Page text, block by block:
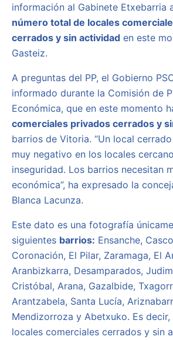
información al Gabinete Etxebarria
número total de locales
cerrados y sin actividad en este
Gasteiz.
A preguntas del PP, el Gobierno
informado durante la Comisión de
Económica, que en este momento
comerciales privados cerrados y
barrios de Vitoria. “Un local
muy negativo en los locales
inseguridad. Los barrios necesitan
económica”, ha expresado la
Blanca Lacunza.
Este dato es una fotografía
siguientes barrios: Ensanche,
Coronación, El Pilar, Zaramaga, El
Aranbizkarra, Desamparados,
Cristóbal, Arana, Gazalbide,
Arantzabela, Santa Lucía,
Mendizorroza y Abetxuko. Es
locales comerciales cerrados y sin